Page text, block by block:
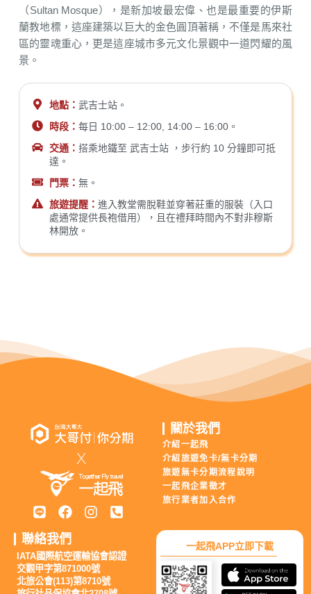
（Sultan Mosque），是新加坡最宏偉、也是最重要的伊斯
蘭教地標，這座建築以巨大的金色圓頂著稱，不僅是馬來社
區的靈魂重心，更是這座城市多元文化景觀中一道閃耀的風
景。
地點：武吉士站。
時段：每日 10:00 – 12:00, 14:00 – 16:00。
交通：搭乘地鐵至 武吉士站 ，步行約 10 分鐘即可抵
達。
門票：無。
旅遊提醒：進入教堂需脫鞋並穿著莊重的服裝（入口
處通常提供長袍借用），且在禮拜時間內不對非穆斯
林開放。
關於我們
介紹一起飛
介紹旅遊免卡/無卡分期
旅遊無卡分期流程說明
一起飛企業徵才
旅行業者加入合作
聯絡我們
IATA國際航空運輸協會認證
交觀甲字第871000號
北旅公會(113)第8710號
一起飛APP立即下載